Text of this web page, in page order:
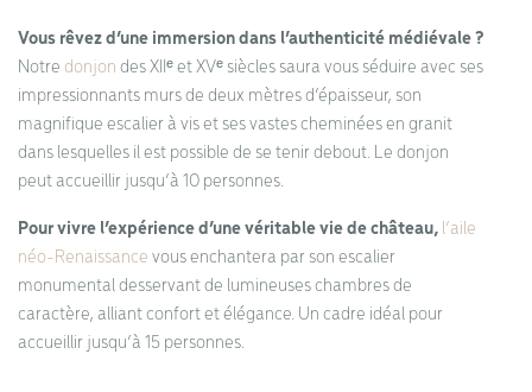
Vous rêvez d’une immersion dans l’authenticité médiévale ?
Notre donjon des XIIᵉ et XVᵉ siècles saura vous séduire avec ses
impressionnants murs de deux mètres d’épaisseur, son
magnifique escalier à vis et ses vastes cheminées en granit
dans lesquelles il est possible de se tenir debout. Le donjon
peut accueillir jusqu’à 10 personnes.
Pour vivre l’expérience d’une véritable vie de château, l’aile
néo-Renaissance vous enchantera par son escalier
monumental desservant de lumineuses chambres de
caractère, alliant confort et élégance. Un cadre idéal pour
accueillir jusqu’à 15 personnes.